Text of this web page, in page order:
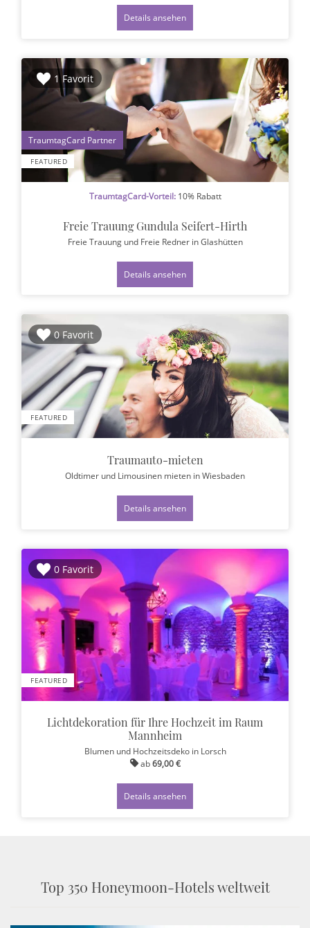
Details ansehen
1 Favorit
FEATURED
1
TraumtagCard-Vorteil:10% Rabatt
Freie Trauung Gundula Seifert-Hirth
Freie Trauung und Freie Redner in Glashütten
Details ansehen
0 Favorit
FEATURED
Traumauto-mieten
Oldtimer und Limousinen mieten in Wiesbaden
Details ansehen
0 Favorit
FEATURED
Lichtdekoration für Ihre Hochzeit im Raum
Mannheim
Blumen und Hochzeitsdeko in Lorsch
ab69,00 €
Details ansehen
Top 350 Honeymoon-Hotels weltweit